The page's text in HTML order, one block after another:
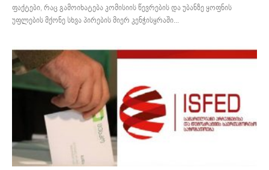
ფაქტები, რაც გამოიხატება კომისიის წევრების და უბანზე ყოფნის
უფლების მქონე სხვა პირების მიერ კენჭისყრაში...